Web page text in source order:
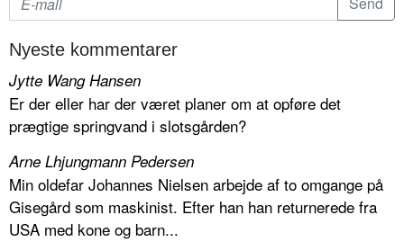
Nyeste kommentarer
Jytte Wang Hansen
Er der eller har der været planer om at opføre det
prægtige springvand i slotsgården?
Arne Lhjungmann Pedersen
Min oldefar Johannes Nielsen arbejde af to omgange på
Gisegård som maskinist. Efter han han returnerede fra
USA med kone og barn...